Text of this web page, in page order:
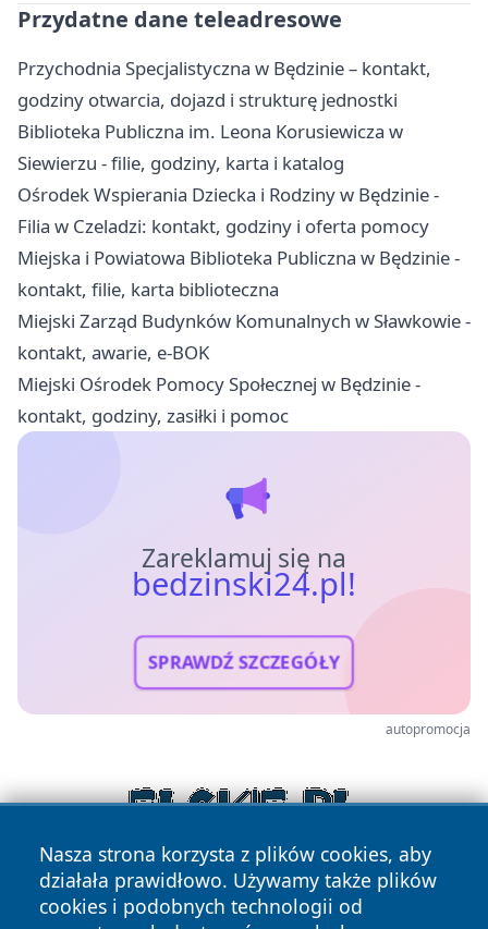
Przydatne dane teleadresowe
Przychodnia Specjalistyczna w Będzinie – kontakt,
godziny otwarcia, dojazd i strukturę jednostki
Biblioteka Publiczna im. Leona Korusiewicza w
Siewierzu - filie, godziny, karta i katalog
Ośrodek Wspierania Dziecka i Rodziny w Będzinie -
Filia w Czeladzi: kontakt, godziny i oferta pomocy
Miejska i Powiatowa Biblioteka Publiczna w Będzinie -
kontakt, filie, karta biblioteczna
Miejski Zarząd Budynków Komunalnych w Sławkowie -
kontakt, awarie, e-BOK
Miejski Ośrodek Pomocy Społecznej w Będzinie -
kontakt, godziny, zasiłki i pomoc
Zareklamuj się na
bedzinski24.pl!
SPRAWDŹ SZCZEGÓŁY
autopromocja
Nasza strona korzysta z plików cookies, aby
działała prawidłowo. Używamy także plików
cookies i podobnych technologii od